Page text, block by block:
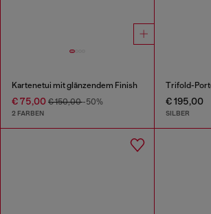
Kartenetui mit glänzendem Finish
€ 75,00 € 150,00-50%
2 FARBEN
€ 195,00
SILBER